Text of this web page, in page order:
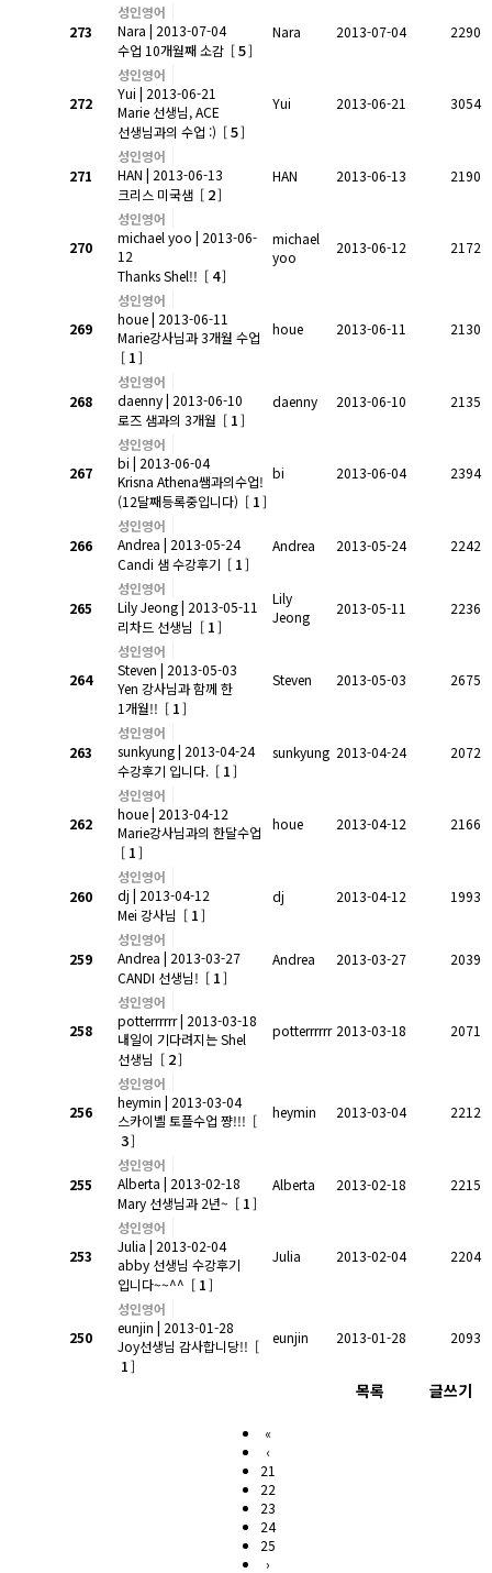
273
성인영어
Nara | 2013-07-04
수업 10개월째 소감 [5]
Nara 2013-07-04 2290
272
성인영어
Yui | 2013-06-21
Marie 선생님, ACE
선생님과의 수업 :) [5]
Yui 2013-06-21 3054
271
성인영어
HAN | 2013-06-13
크리스 미국샘 [ 2]
HAN 2013-06-13 2190
270
성인영어
michael yoo | 2013-06-
12
Thanks Shel!! [ 4]
michael
yoo
2013-06-12 2172
269
성인영어
houe| 2013-06-11
Marie강사님과 3개월 수업
[ 1]
houe 2013-06-11 2130
268
성인영어
daenny| 2013-06-10
로즈 샘과의 3개월 [ 1]
daenny 2013-06-10 2135
267
성인영어
bi | 2013-06-04
Krisna Athena쌤과의수업!
(12달째등록중입니다) [ 1]
bi 2013-06-04 2394
266
성인영어
Andrea | 2013-05-24
Candi 샘 수강후기 [ 1]
Andrea 2013-05-24 2242
265
성인영어
Lily Jeong| 2013-05-11
리차드 선생님 [ 1]
Lily
Jeong
2013-05-11 2236
264
성인영어
Steven | 2013-05-03
Yen 강사님과 함께 한
1개월!! [ 1]
Steven 2013-05-03 2675
263
성인영어
sunkyung| 2013-04-24
수강후기 입니다. [ 1]
sunkyung 2013-04-24 2072
262
성인영어
houe| 2013-04-12
Marie강사님과의 한달수업
[ 1]
houe 2013-04-12 2166
260
성인영어
dj | 2013-04-12
Mei 강사님 [ 1]
dj 2013-04-12 1993
259
성인영어
Andrea | 2013-03-27
CANDI 선생님! [ 1]
Andrea 2013-03-27 2039
258
성인영어
potterrrrrr| 2013-03-18
내일이 기다려지는 Shel
선생님 [ 2]
potterrrrrr 2013-03-18 2071
256
성인영어
heymin | 2013-03-04
스카이벨 토플수업 쨩!!! [
3]
heymin 2013-03-04 2212
255
성인영어
Alberta | 2013-02-18
Mary 선생님과 2년~ [ 1]
Alberta 2013-02-18 2215
253
성인영어
Julia | 2013-02-04
abby 선생님 수강후기
입니다~~^^ [ 1]
Julia 2013-02-04 2204
250
성인영어
eunjin | 2013-01-28
Joy선생님 감사합니당!! [
1]
eunjin 2013-01-28 2093
목록 글쓰기
«
‹
21
22
23
24
25
›